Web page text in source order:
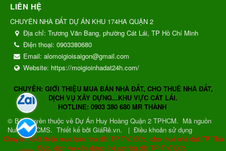
LIÊN HỆ
CHUYÊN NHÀ ĐẤT DỰ ÁN KHU 174HA QUẬN 2
Địa chỉ: Trương Văn Bang, phường Cát Lái, TP Hồ Chí Minh
Điện thoại: 0903380680
Email: alomoigioisaigon@gmail.com
Website: https://moigioinhadat24h.com/
CHUYÊN: GIỚI THIỆU MUA BÁN NHÀ ĐẤT, CHO THUÊ NHÀ ĐẤT,
DỊCH VỤ XÂY DỰNG...KHU VỰC CÁT LÁI.
HOTLINE: 0903 380 680 MR THÀNH
© Bản quyền thuộc về Dự Án Huy Hoàng Quận 2 TPHCM. Mã nguồn
NukeViet CMS. Thiết kế bởi GiáRẻ.vn. | Điều khoản sử dụng
Chuyên: Giới thiệu mua bán nhà đất TP Thủ Đức, cho thuê nhà đất TP Thủ
Đức, dịch vụ xây dựng, hồ sơ nhà đất TP Thủ Đức.